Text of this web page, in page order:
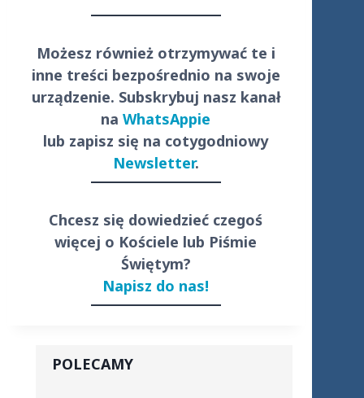
Możesz również otrzymywać te i
inne treści bezpośrednio na swoje
urządzenie. Subskrybuj nasz kanał
naWhatsAppie
lub zapisz się na cotygodniowy
Newsletter.
Chcesz się dowiedzieć czegoś
więcej o Kościele lub Piśmie
Świętym?
Napisz do nas!
POLECAMY